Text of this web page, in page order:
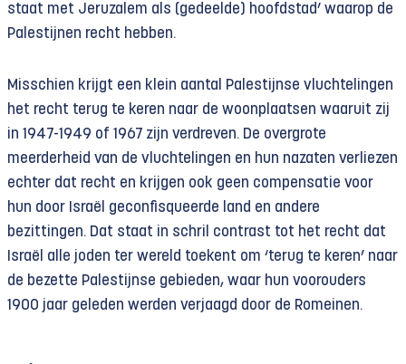
staat met Jeruzalem als (gedeelde) hoofdstad’ waarop de
Palestijnen recht hebben.
Misschien krijgt een klein aantal Palestijnse vluchtelingen
het recht terug te keren naar de woonplaatsen waaruit zij
in 1947-1949 of 1967 zijn verdreven. De overgrote
meerderheid van de vluchtelingen en hun nazaten verliezen
echter dat recht en krijgen ook geen compensatie voor
hun door Israël geconfisqueerde land en andere
bezittingen. Dat staat in schril contrast tot het recht dat
Israël alle joden ter wereld toekent om ‘terug te keren’ naar
de bezette Palestijnse gebieden, waar hun voorouders
1900 jaar geleden werden verjaagd door de Romeinen.